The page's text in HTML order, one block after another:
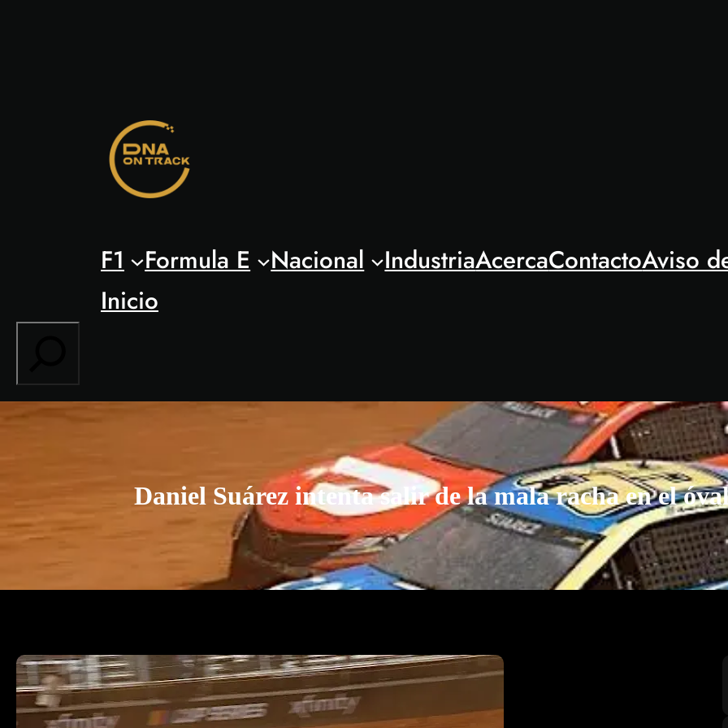
F1 Formula E Nacional IndustriaAcercaContactoAviso
Inicio
Daniel Suárez intenta salir de la mala racha en el